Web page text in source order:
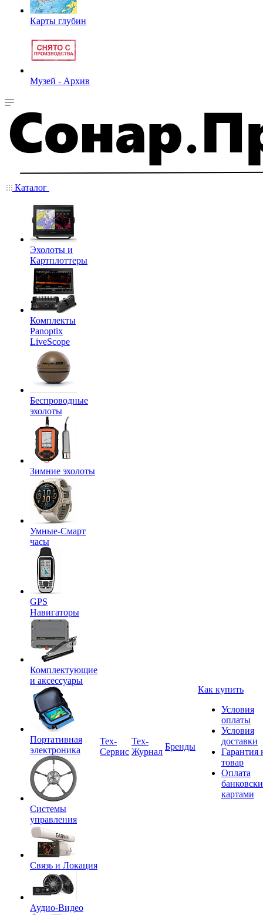
Карты глубин
Музей - Архив
Каталог
Эхолоты и
Картплоттеры
Комплекты
Panoptix
LiveScope
Беспроводные
эхолоты
Зимние эхолоты
Умные-Смарт
часы
GPS
Навигаторы
Комплектующие
и аксессуары
Портативная
электроника
Системы
управления
Связь и Локация
Аудио-Видео
Tex-
Сервис
Тех-
Журнал
Бренды
Как купить
Условия
оплаты
Условия
доставки
Гарантия
товар
Оплата
картами